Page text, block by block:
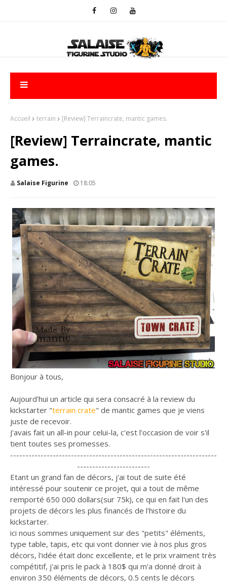
Accueil terrain [Review] Terraincrate, mantic games.
[Review] Terraincrate, mantic
games.
Salaise Figurine 18:05
Bonjour à tous,
Aujourd'hui un article qui sera consacré à la review du
kickstarter "terrain crate" de mantic games que je viens
juste de recevoir.
J'avais fait un all-in pour celui-la, c'est l'occasion de voir s'il
tient toutes ses promesses.
--------------------------------------------------------------------
------------------------
Etant un grand fan de décors, j'ai tout de suite été
intéressé pour soutenir ce projet, qui a tout de même
remporté 650 000 dollars(sur 75k), ce qui en fait l'un des
projets de décors les plus financés de l'histoire du
kickstarter.
ici nous sommes uniquement sur des "petits" éléments,
type table, tapis, etc qui vont donner vie à nos plus gros
décors, l'idée était donc excellente, et le prix vraiment très
compétitif, j'ai pris le pack à 180$ qui m'a donné droit à
environ 350 éléments de décors, 0.5 cents le décors